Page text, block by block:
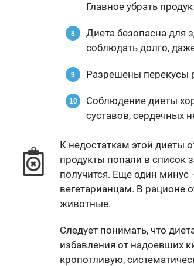
Главное убрать
Диета безопасна для
соблюдать долго,
Разрешены
Соблюдение диеты
суставов, сердечных
К недостаткам этой диеты
продукты попали в список
получится. Еще один
вегетарианцам. В рационе
животные.
Следует понимать, что
избавления от надоевших
кропотливую,